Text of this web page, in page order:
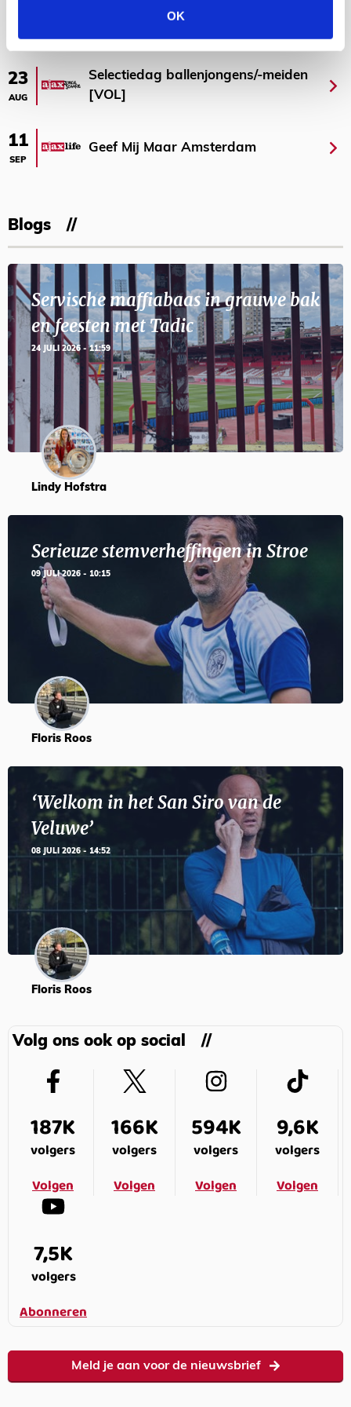
OK
23
AUG
Selectiedag ballenjongens/-meiden
[VOL]
11
SEP
Geef Mij Maar Amsterdam
Blogs
Servische maffiabaas in grauwe bak
en feesten met Tadic
24 JULI 2026 - 11:59
Lindy Hofstra
Serieuze stemverheffingen in Stroe
09 JULI 2026 - 10:15
Floris Roos
‘Welkom in het San Siro van de
Veluwe’
08 JULI 2026 - 14:52
Floris Roos
Volg ons ook op social
187K
volgers
Volgen
166K
volgers
Volgen
594K
volgers
Volgen
9,6K
volgers
Volgen
7,5K
volgers
Abonneren
Meld je aan voor de nieuwsbrief